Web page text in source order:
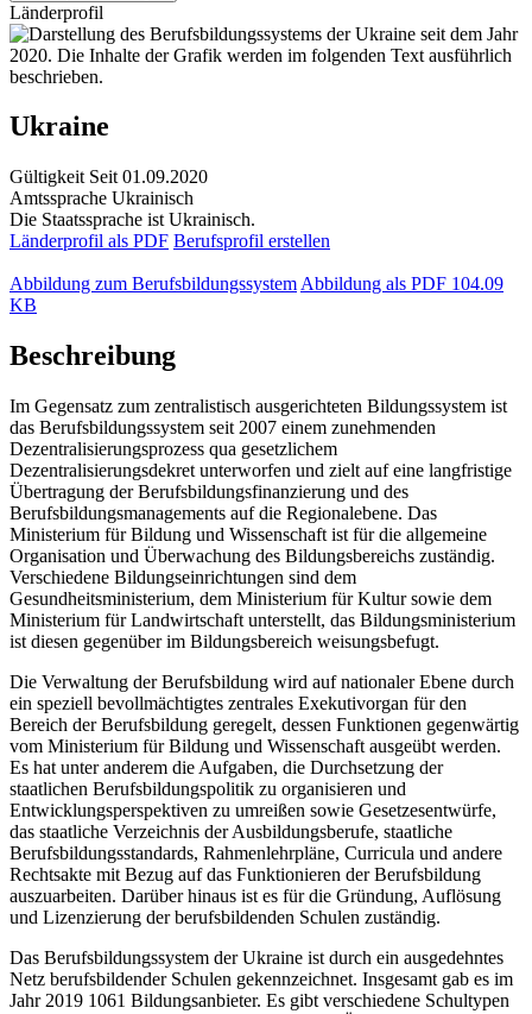
Länderprofil
Ukraine
Gültigkeit Seit 01.09.2020
Amtssprache Ukrainisch
Die Staatssprache ist Ukrainisch.
Länderprofil als PDF Berufsprofil erstellen
Abbildung zum Berufsbildungssystem Abbildung als PDF 104.09
KB
Beschreibung
Im Gegensatz zum zentralistisch ausgerichteten Bildungssystem ist
das Berufsbildungssystem seit 2007 einem zunehmenden
Dezentralisierungsprozess qua gesetzlichem
Dezentralisierungsdekret unterworfen und zielt auf eine langfristige
Übertragung der Berufsbildungsfinanzierung und des
Berufsbildungsmanagements auf die Regionalebene. Das
Ministerium für Bildung und Wissenschaft ist für die allgemeine
Organisation und Überwachung des Bildungsbereichs zuständig.
Verschiedene Bildungseinrichtungen sind dem
Gesundheitsministerium, dem Ministerium für Kultur sowie dem
Ministerium für Landwirtschaft unterstellt, das Bildungsministerium
ist diesen gegenüber im Bildungsbereich weisungsbefugt.
Die Verwaltung der Berufsbildung wird auf nationaler Ebene durch
ein speziell bevollmächtigtes zentrales Exekutivorgan für den
Bereich der Berufsbildung geregelt, dessen Funktionen gegenwärtig
vom Ministerium für Bildung und Wissenschaft ausgeübt werden.
Es hat unter anderem die Aufgaben, die Durchsetzung der
staatlichen Berufsbildungspolitik zu organisieren und
Entwicklungsperspektiven zu umreißen sowie Gesetzesentwürfe,
das staatliche Verzeichnis der Ausbildungsberufe, staatliche
Berufsbildungsstandards, Rahmenlehrpläne, Curricula und andere
Rechtsakte mit Bezug auf das Funktionieren der Berufsbildung
auszuarbeiten. Darüber hinaus ist es für die Gründung, Auflösung
und Lizenzierung der berufsbildenden Schulen zuständig.
Das Berufsbildungssystem der Ukraine ist durch ein ausgedehntes
Netz berufsbildender Schulen gekennzeichnet. Insgesamt gab es im
Jahr 2019 1061 Bildungsanbieter. Es gibt verschiedene Schultypen